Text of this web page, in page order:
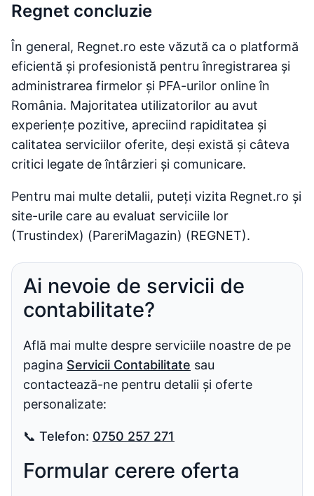
Regnet concluzie
În general, Regnet.ro este văzută ca o platformă
eficientă și profesionistă pentru înregistrarea și
administrarea firmelor și PFA-urilor online în
România. Majoritatea utilizatorilor au avut
experiențe pozitive, apreciind rapiditatea și
calitatea serviciilor oferite, deși există și câteva
critici legate de întârzieri și comunicare.
Pentru mai multe detalii, puteți vizita Regnet.ro și
site-urile care au evaluat serviciile lor​
(Trustindex)​​ (PareriMagazin)​​ (REGNET)​.
Ai nevoie de servicii de
contabilitate?
Află mai multe despre serviciile noastre de pe
pagina Servicii Contabilitate sau
contactează-ne pentru detalii și oferte
personalizate:
📞 Telefon: 0750 257 271
Formular cerere oferta